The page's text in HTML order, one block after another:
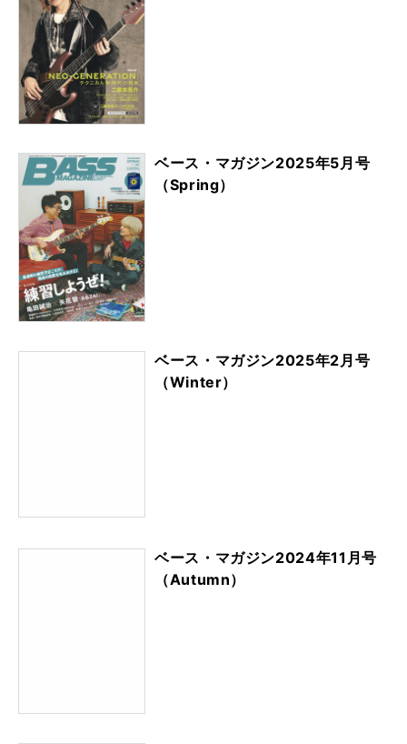
ベース・マガジン2025年5月号
（Spring）
ベース・マガジン2025年2月号
（Winter）
ベース・マガジン2024年11月号
（Autumn）